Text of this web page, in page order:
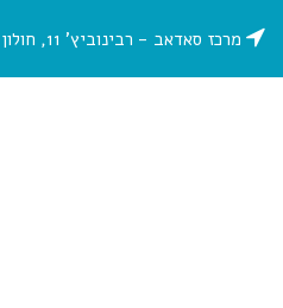
מרכז סאדאב - רבינוביץ’ 11, חולון